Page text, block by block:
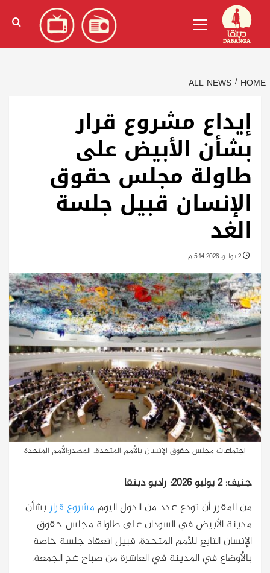
content
الإنجليزية)
Menu
HOME
ALL NEWS
إيداع مشروع قرار
بشأن الأبيض على
طاولة مجلس حقوق
الإنسان قبيل جلسة
الغد
اجتماعات مجلس حقوق الإنسان بالأمم المتحدة.. المصدر:الأمم المتحدة
جنيف: 2 يوليو 2026: راديو دبنقا
من المقرر أن تودع عدد من الدول اليوم مشروع قراربشأن
مدينة الأبيض في السودان على طاولة مجلس حقوق
الإنسان التابع للأمم المتحدة، قبيل انعقاد جلسة خاصة
بالأوضاع في المدينة في العاشرة من صباح غدٍ الجمعة.